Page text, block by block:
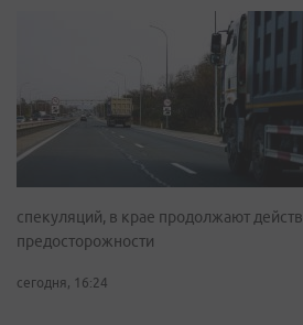
спекуляций, в крае продолжают
предосторожности
сегодня, 16:24